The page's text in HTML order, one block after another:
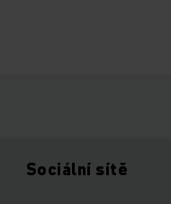
Sociální sítě